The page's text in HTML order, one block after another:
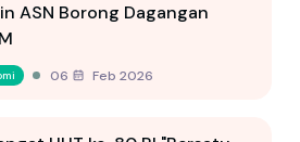
ASN Borong Dagangan
06 Feb 2026